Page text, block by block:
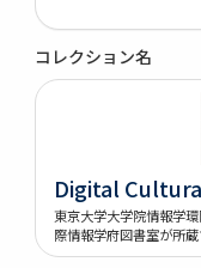
コレクション名
Digital
東京大学大学院情報学
際情報学府図書室が所